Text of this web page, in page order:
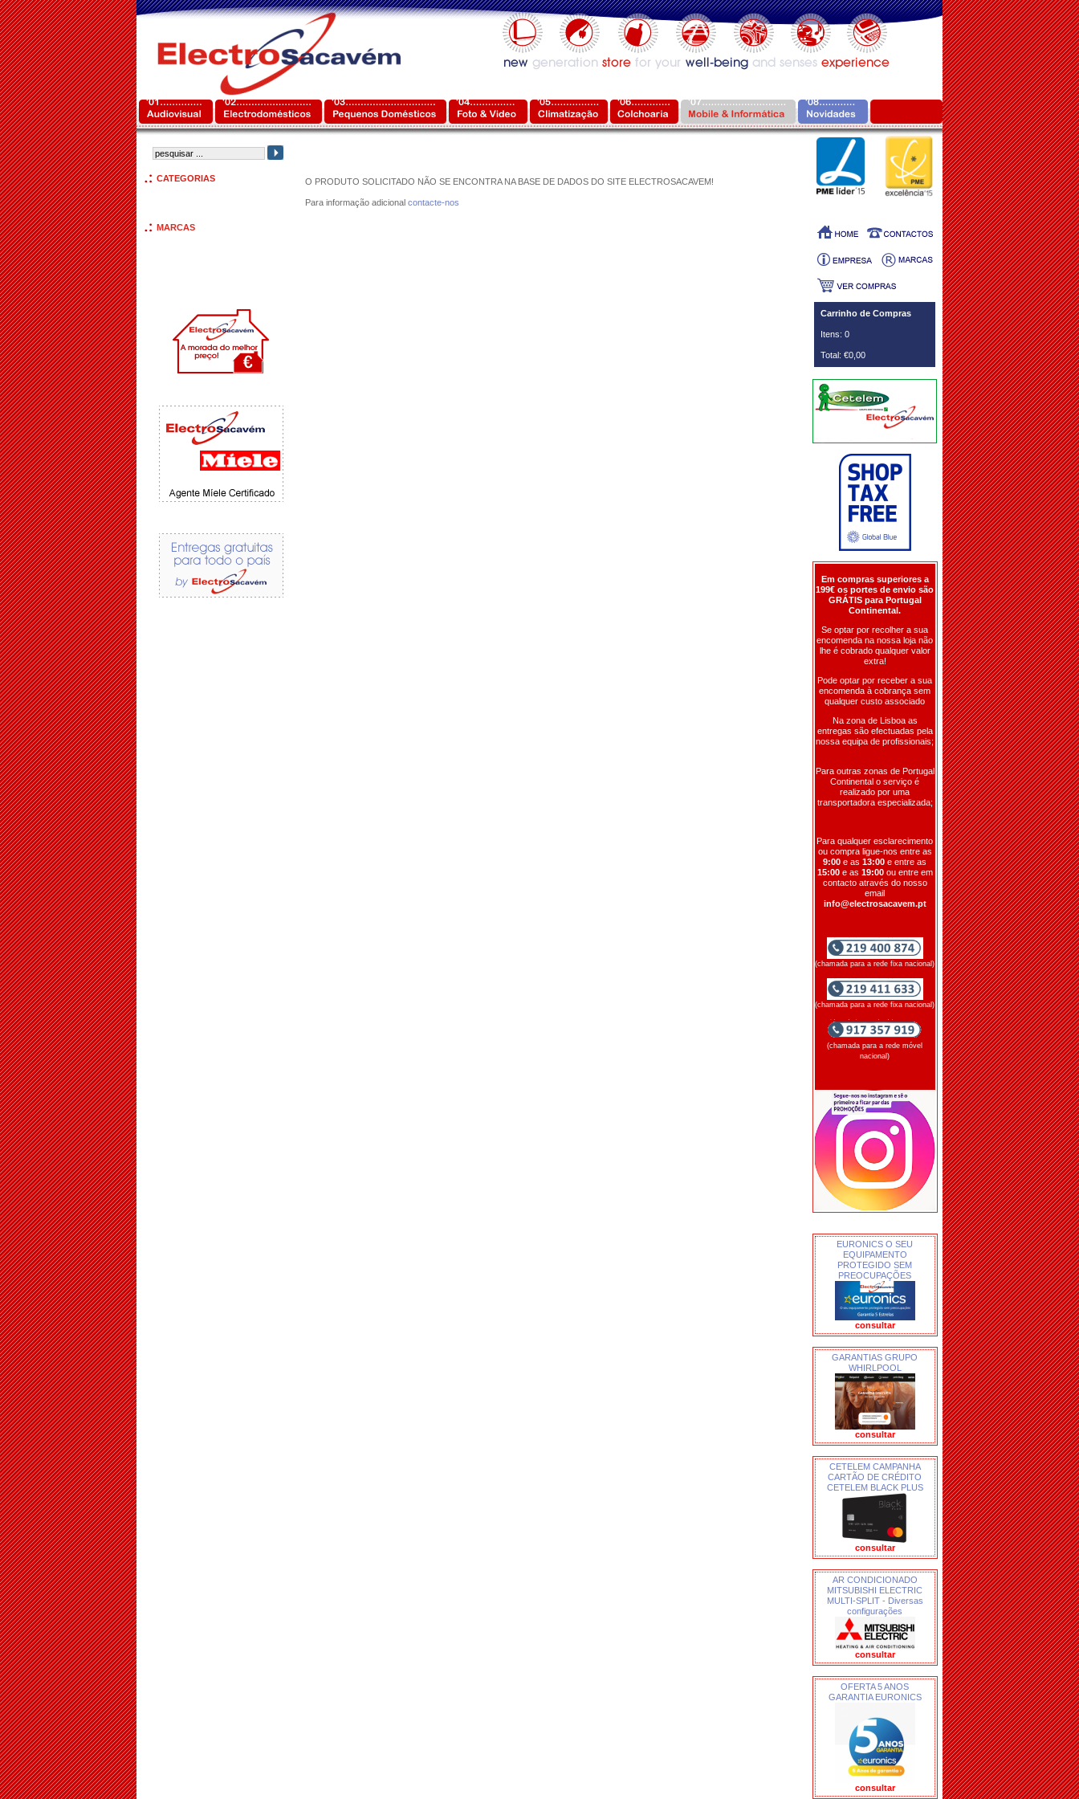
CATEGORIAS
MARCAS
O PRODUTO SOLICITADO NÃO SE ENCONTRA NA BASE DE DADOS DO SITE ELECTROSACAVEM!
Para informação adicional contacte-nos
Carrinho de Compras
Itens: 0
Total: €0,00
Em compras superiores a
199€ os portes de envio são
GRÁTIS para Portugal
Continental.
Se optar por recolher a sua
encomenda na nossa loja não
lhe é cobrado qualquer valor
extra!
Pode optar por receber a sua
encomenda à cobrança sem
qualquer custo associado
Na zona de Lisboa as
entregas são efectuadas pela
nossa equipa de profissionais;
Para outras zonas de Portugal
Continental o serviço é
realizado por uma
transportadora especializada;
Para qualquer esclarecimento
ou compra ligue-nos entre as
9:00 e as 13:00 e entre as
15:00e as 19:00 ou entre em
contacto através do nosso
email
info@electrosacavem.pt
(chamada para a rede fixa nacional)
(chamada para a rede fixa nacional)
(chamada para a rede móvel
nacional)
EURONICS O SEU
EQUIPAMENTO
PROTEGIDO SEM
PREOCUPAÇÕES
consultar
GARANTIAS GRUPO
WHIRLPOOL
consultar
CETELEM CAMPANHA
CARTÃO DE CRÉDITO
CETELEM BLACK PLUS
consultar
AR CONDICIONADO
MITSUBISHI ELECTRIC
MULTI-SPLIT - Diversas
configurações
consultar
OFERTA 5 ANOS
GARANTIA EURONICS
consultar